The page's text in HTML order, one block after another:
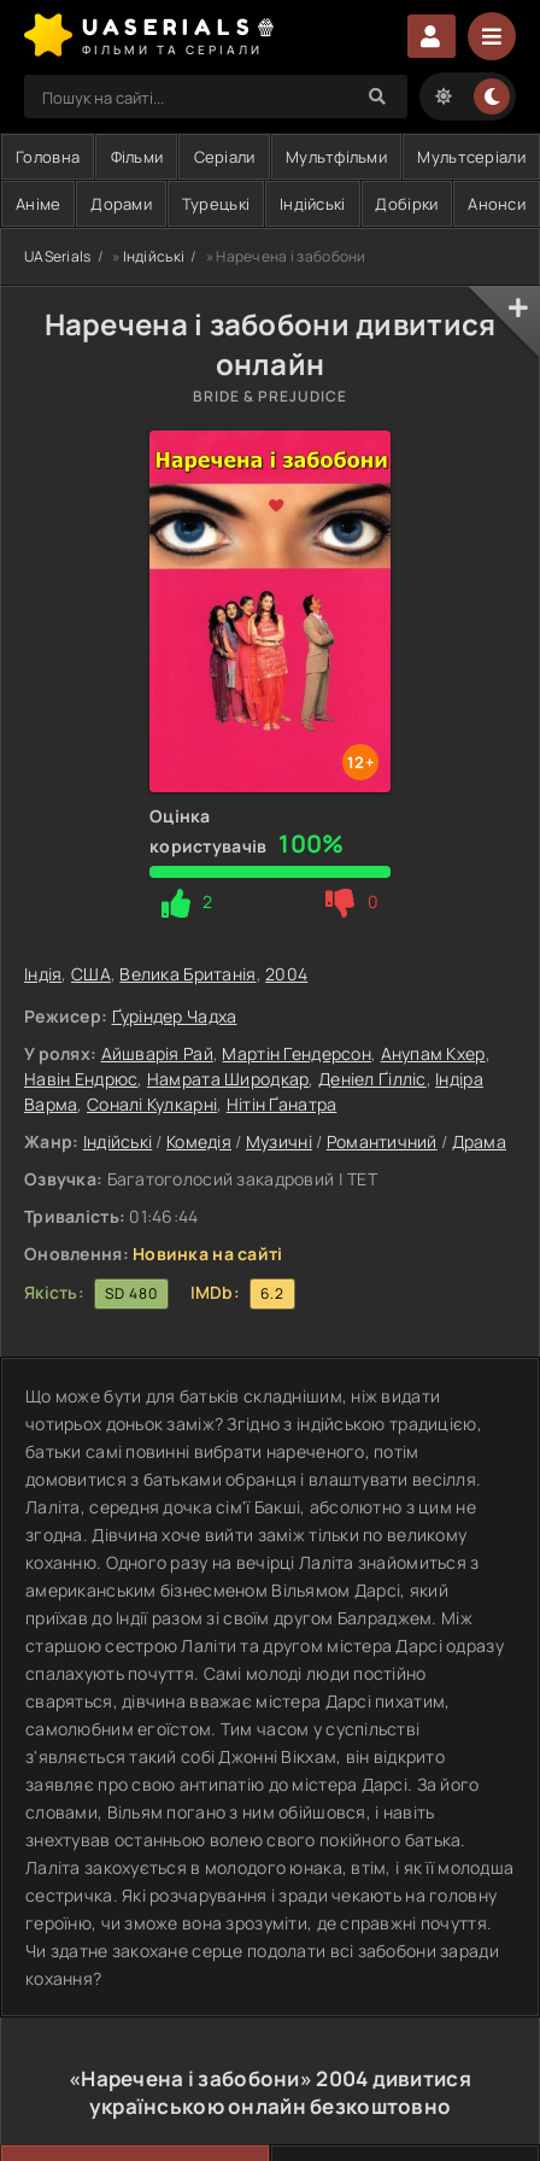
UASERIALS🍿
ФІЛЬМИ ТА СЕРІАЛИ
Головна Фільми Серіали Мультфільми Мультсеріали
Аніме Дорами Турецькі Індійські Добірки Анонси
UASerials » Індійські » Наречена і забобони
Наречена і забобони дивитися
онлайн
BRIDE & PREJUDICE
12+
Оцінка
користувачів 100%
2 0
Індія, США, Велика Британія,2004
Режисер: Ґуріндер Чадха
У ролях: Айшварія Рай, Мартін Гендерсон, Анупам Кхер,
Навін Ендрюс, Намрата Широдкар, Деніел Ґілліс, Індіра
Варма, Соналі Кулкарні, Нітін Ґанатра
Жанр: Індійські / Комедія / Музичні/ Романтичний / Драма
Озвучка: Багатоголосий закадровий | ТЕТ
Тривалість: 01:46:44
Оновлення: Новинка на сайті
Якість:
SD 480 IMDb: 6.2
Що може бути для батьків складнішим, ніж видати
чотирьох доньок заміж? Згідно з індійською традицією,
батьки самі повинні вибрати нареченого, потім
домовитися з батьками обранця і влаштувати весілля.
Лаліта, середня дочка сім'ї Бакші, абсолютно з цим не
згодна. Дівчина хоче вийти заміж тільки по великому
коханню. Одного разу на вечірці Лаліта знайомиться з
американським бізнесменом Вільямом Дарсі, який
приїхав до Індії разом зі своїм другом Балраджем. Між
старшою сестрою Лаліти та другом містера Дарсі одразу
спалахують почуття. Самі молоді люди постійно
сваряться, дівчина вважає містера Дарсі пихатим,
самолюбним егоїстом. Тим часом у суспільстві
з'являється такий собі Джонні Вікхам, він відкрито
заявляє про свою антипатію до містера Дарсі. За його
словами, Вільям погано з ним обійшовся, і навіть
знехтував останньою волею свого покійного батька.
Лаліта закохується в молодого юнака, втім, і як її молодша
сестричка. Які розчарування і зради чекають на головну
героїню, чи зможе вона зрозуміти, де справжні почуття.
Чи здатне закохане серце подолати всі забобони заради
кохання?
«Наречена і забобони»2004дивитися
українською онлайн безкоштовно